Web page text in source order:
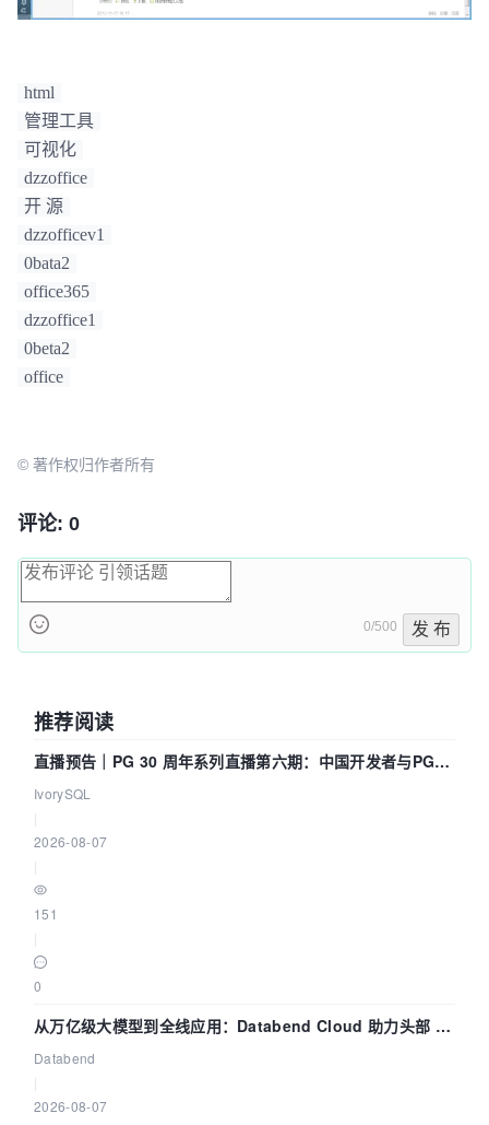
html
管理工具
可视化
dzzoffice
开 源
dzzofficev1
0bata2
office365
dzzoffice1
0beta2
office
© 著作权归作者所有
评论: 0
0/500 发 布
推荐阅读
直播预告｜PG 30 周年系列直播第六期：中国开发者与PG内
核——我们改得动吗？我们贡献了什么？
IvorySQL
2026-08-07
151
0
从万亿级大模型到全线应用：Databend Cloud 助力头部 AI
企业构建全链路 Trace 数据管道
Databend
2026-08-07